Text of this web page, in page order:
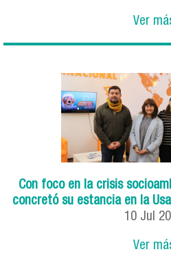
Ver
Con foco en la crisis
concretó su estancia en la
10 Jul
Ver